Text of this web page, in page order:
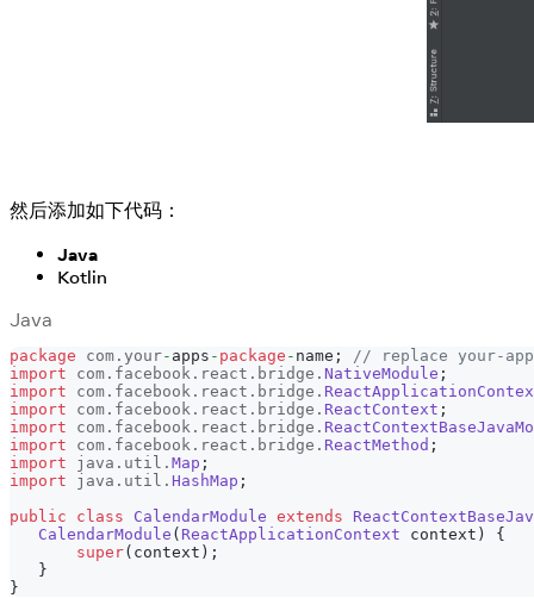
然后添加如下代码：
Java
Kotlin
Java
package com . your- apps - package - name ;
// replace your-
import
com . facebook . react . bridge . NativeModule ;
import
com . facebook . react . bridge .
import
com . facebook . react . bridge . ReactContext ;
import
com . facebook . react . bridge .
import
com . facebook . react . bridge . ReactMethod ;
import
java . util . Map ;
import
java . util . HashMap ;
public
class CalendarModule extends
CalendarModule ( ReactApplicationContext context )
{
super( context ) ;
}
}